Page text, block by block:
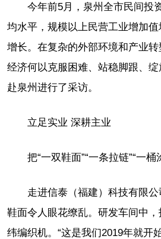
今年前5月，泉州全市民间投
均水平，规模以上民营工业增加
增长。在复杂的外部环境和产业
经济何以克服困难、站稳脚跟、
赴泉州进行了采访。
立足实业 深耕主业
把“一双鞋面”“一条拉链”“一
走进信泰（福建）科技有限
鞋面令人眼花缭乱。研发车间中
纬编织机。“这是我们2019年就开